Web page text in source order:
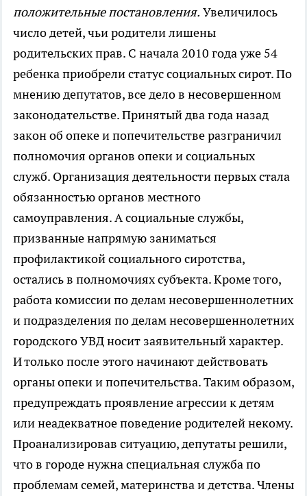
положительные постановления. Увеличилось
число детей, чьи родители лишены
родительских прав. С начала 2010 года уже 54
ребенка приобрели статус социальных сирот. По
мнению депутатов, все дело в несовершенном
законодательстве. Принятый два года назад
закон об опеке и попечительстве разграничил
полномочия органов опеки и социальных
служб. Организация деятельности первых стала
обязанностью органов местного
самоуправления. А социальные службы,
призванные напрямую заниматься
профилактикой социального сиротства,
остались в полномочиях субъекта. Кроме того,
работа комиссии по делам несовершеннолетних
и подразделения по делам несовершеннолетних
городского УВД носит заявительный характер.
И только после этого начинают действовать
органы опеки и попечительства. Таким образом,
предупреждать проявление агрессии к детям
или неадекватное поведение родителей некому.
Проанализировав ситуацию, депутаты решили,
что в городе нужна специальная служба по
проблемам семей, материнства и детства. Члены